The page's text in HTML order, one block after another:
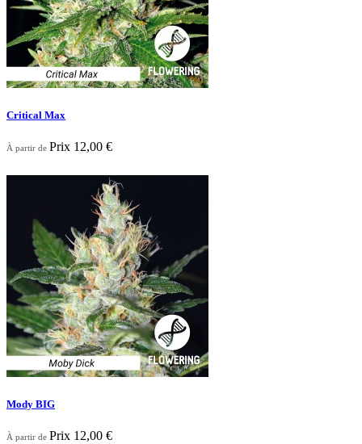
Critical Max
À partir de Prix 12,00 €
Mody BIG
À partir de Prix 12,00 €